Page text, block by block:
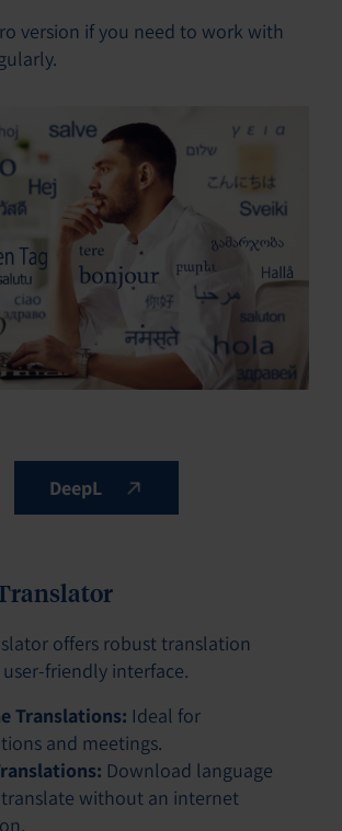
version if you need to work with
DeepL
offers robust translation
user-friendly interface.
Translations: Ideal for
and meetings.
Download language
without an internet